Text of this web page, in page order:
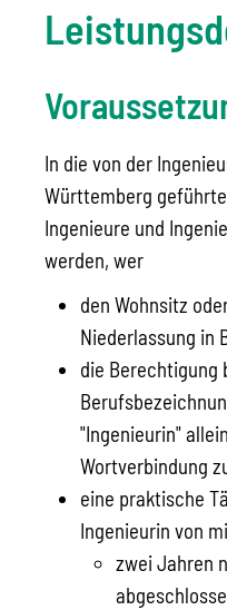
In die von der
Württemberg
Ingenieure und
werden, wer
den Wohnsitz
Niederlassung in
die Berechtigung
"Ingenieurin"
Wortverbindung
eine praktische
Ingenieurin von
zwei Jahren